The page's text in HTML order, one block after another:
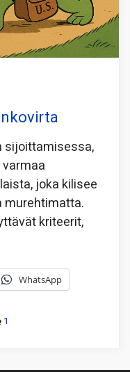
sijoittamisessa,
joka kilisee
murehtimatta.
kriteerit,
WhatsApp
1